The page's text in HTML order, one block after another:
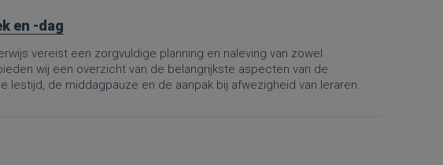
en -dag
vereist een zorgvuldige planning en naleving van zowel
wij een overzicht van de belangrijkste aspecten van de
lestijd, de middagpauze en de aanpak bij afwezigheid van leraren.